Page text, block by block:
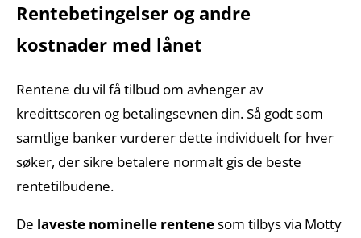
Rentebetingelser og andre
kostnader med lånet
Rentene du vil få tilbud om avhenger av
kredittscoren og betalingsevnen din. Så godt som
samtlige banker vurderer dette individuelt for hver
søker, der sikre betalere normalt gis de beste
rentetilbudene.
De laveste nominelle rentenesom tilbys via Motty